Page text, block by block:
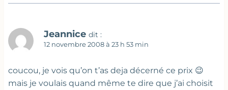
Jeannice dit :
12 novembre 2008 à 23 h 53 min
coucou, je vois qu’on t’as deja décerné ce prix 😉
mais je voulais quand même te dire que j’ai choisit